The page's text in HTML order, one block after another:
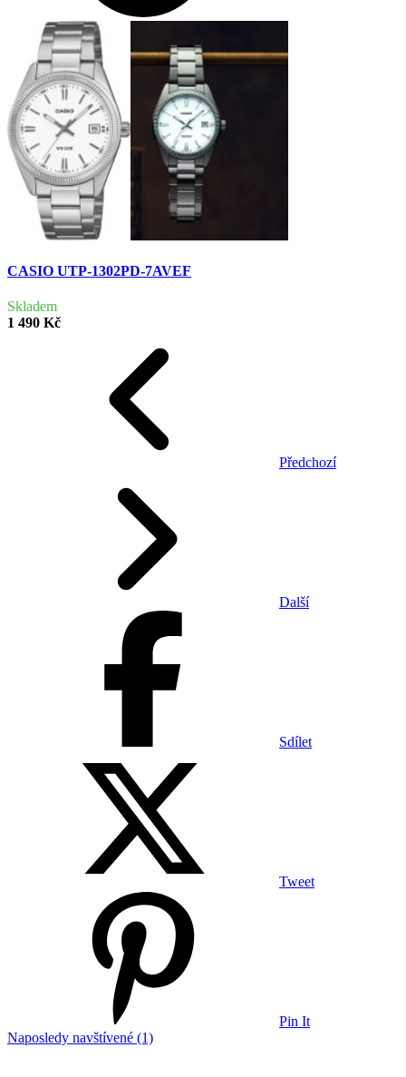
CASIO UTP-1302PD-7AVEF
Skladem
1 490 Kč
Předchozí
Další
Sdílet
Tweet
Pin It
Naposledy navštívené (1)